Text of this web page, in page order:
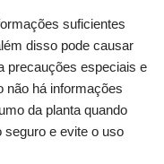
suficientes
disso pode causar
precauções especiais e
não há informações
da planta quando
seguro e evite o uso